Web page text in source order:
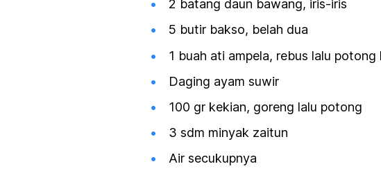
2 batang daun bawang, iris-iris
5 butir bakso, belah dua
1 buah ati ampela, rebus lalu
Daging ayam suwir
100 gr kekian, goreng lalu potong
3 sdm minyak zaitun
Air secukupnya